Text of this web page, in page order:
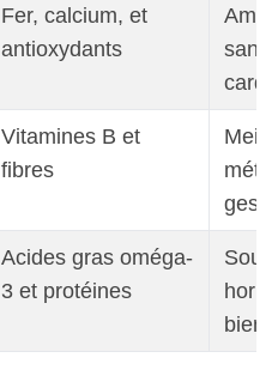
Fer, calcium, et
antioxydants
Vitamines B et
fibres
Acides gras oméga-
3 et protéines